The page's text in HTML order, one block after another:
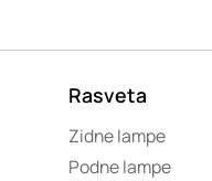
Rasveta
Zidne lampe
Podne lampe